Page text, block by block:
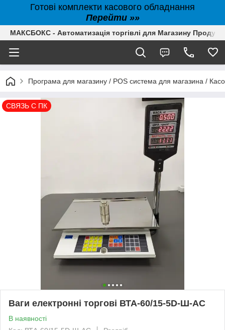
Готові комплекти касового обладнання
Перейти »»
МАКСБОКС - Автоматизація торгівлі для Магазину
Програма для магазину / POS система для магазина /
СВЯЗЬ С ПК
Ваги електронні торгові ВТА-60/15-5D-Ш-АС
В наявності